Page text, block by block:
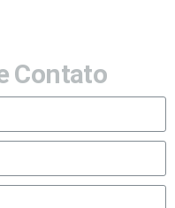
Contato